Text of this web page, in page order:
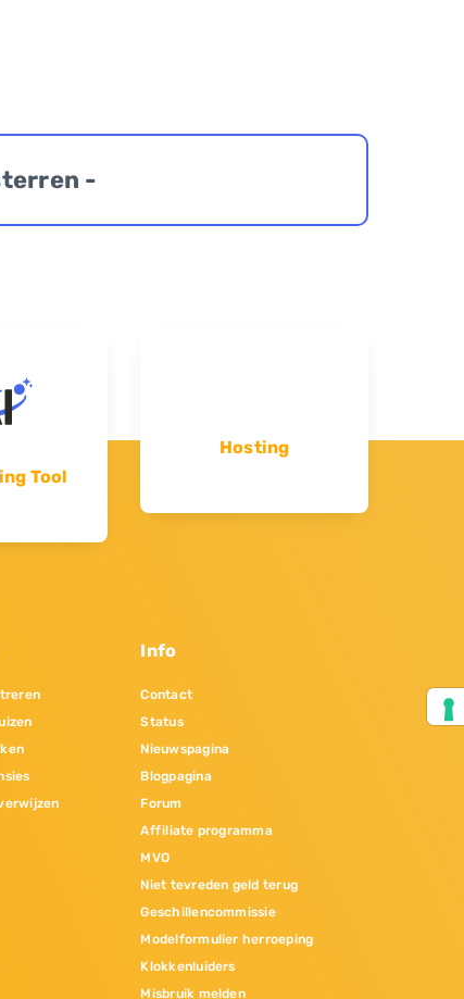
-
Tool
Hosting
Info
Contact
Status
Nieuwspagina
Blogpagina
Forum
Affiliate programma
MVO
Niet tevreden geld terug
Geschillencommissie
Modelformulier herroeping
Klokkenluiders
Misbruik melden